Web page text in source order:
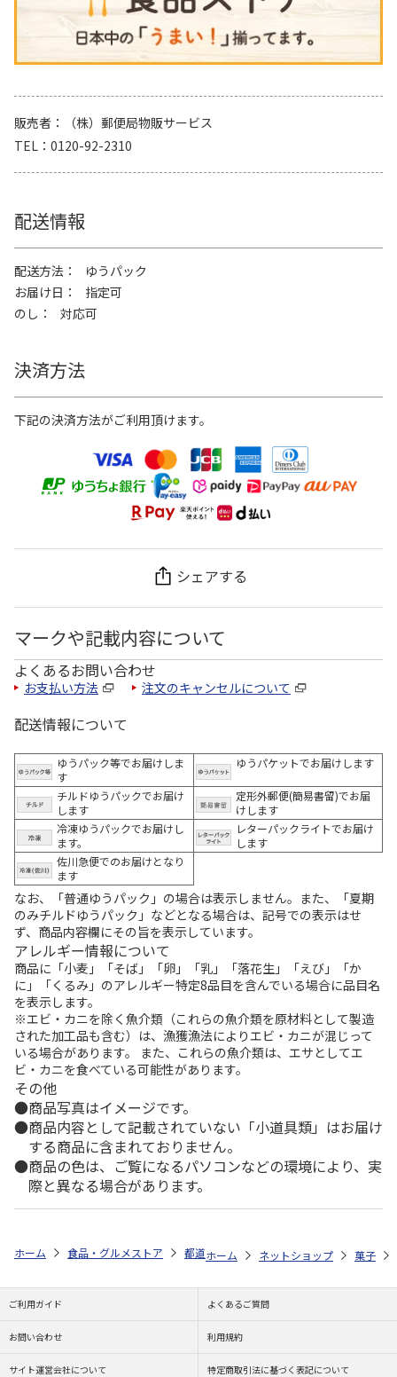
販売者
（株）郵便局物販サービス
TEL
0120-92-2310
配送情報
配送方法
ゆうパック
お届け日
指定可
のし
対応可
決済方法
下記の決済方法がご利用頂けます。
シェアする
マークや記載内容について
よくあるお問い合わせ
お支払い方法 注文のキャンセルについて
配送情報について
ゆうパック等でお届けしま
す
ゆうパケットでお届けします
チルドゆうパックでお届け
します
定形外郵便(簡易書留)でお届
けします
冷凍ゆうパックでお届けし
ます。
レターパックライトでお届け
します
佐川急便でのお届けとなり
ます
なお、「普通ゆうパック」の場合は表示しません。また、「夏期
のみチルドゆうパック」などとなる場合は、記号での表示はせ
ず、商品内容欄にその旨を表示しています。
アレルギー情報について
商品に「小麦」「そば」「卵」「乳」「落花生」「えび」「か
に」「くるみ」のアレルギー特定8品目を含んでいる場合に品目名
を表示します。
※エビ・カニを除く魚介類（これらの魚介類を原材料として製造
された加工品も含む）は、漁獲漁法によりエビ・カニが混じって
いる場合があります。 また、これらの魚介類は、エサとしてエ
ビ・カニを食べている可能性があります。
その他
商品写真はイメージです。
商品内容として記載されていない「小道具類」はお届け
する商品に含まれておりません。
商品の色は、ご覧になるパソコンなどの環境により、実
際と異なる場合があります。
ホーム 食品・グルメストア 都道府県から探す 東京都 帝国ホテ
ホーム ネットショップ 菓子
ご利用ガイド よくあるご質問
お問い合わせ 利用規約
サイト運営会社について 特定商取引法に基づく表記について